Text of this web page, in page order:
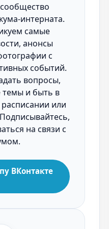
интерната.
самые
анонсы
с
событий.
вопросы,
темы и быть в
или
на связи с
ВКонтакте